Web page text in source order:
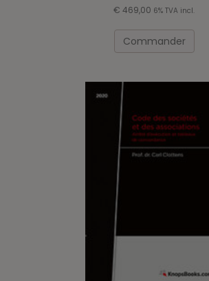
€ 469,00 6% TVA incl.
Commander